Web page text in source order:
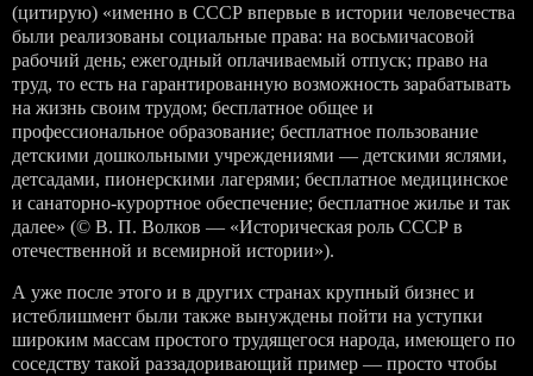
(цитирую) «именно в СССР впервые в истории человечества
были реализованы социальные права: на восьмичасовой
рабочий день; ежегодный оплачиваемый отпуск; право на
труд, то есть на гарантированную возможность зарабатывать
на жизнь своим трудом; бесплатное общее и
профессиональное образование; бесплатное пользование
детскими дошкольными учреждениями — детскими яслями,
детсадами, пионерскими лагерями; бесплатное медицинское
и санаторно-курортное обеспечение; бесплатное жилье и так
далее» (© В. П. Волков — «Историческая роль СССР в
отечественной и всемирной истории»).
А уже после этого и в других странах крупный бизнес и
истеблишмент были также вынуждены пойти на уступки
широким массам простого трудящегося народа, имеющего по
соседству такой раззадоривающий пример — просто чтобы